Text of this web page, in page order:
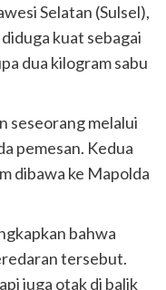
Selatan (Sulsel),
kuat sebagai
dua kilogram sabu
seseorang melalui
pemesan. Kedua
dibawa ke Mapolda
bahwa
tersebut.
juga otak di balik